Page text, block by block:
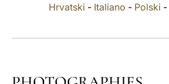
Hrvatski - Italiano - Polski -